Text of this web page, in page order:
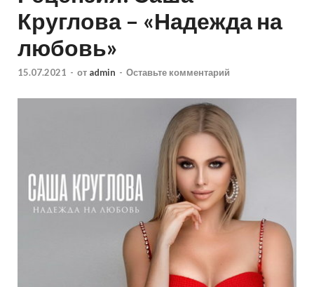
Круглова – «Надежда на
любовь»
15.07.2021 - от admin - Оставьте комментарий